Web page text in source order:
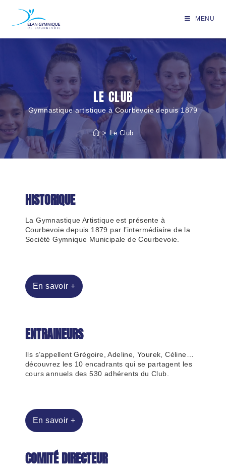
MENU
LE CLUB
Gymnastique artistique à Courbevoie depuis 1879
> Le Club
HISTORIQUE
La Gymnastique Artistique est présente à
Courbevoie depuis 1879 par l’intermédiaire de la
Société Gymnique Municipale de Courbevoie.
En savoir +
ENTRAINEURS
Ils s’appellent Grégoire, Adeline, Yourek, Céline…
découvrez les 10 encadrants qui se partagent les
cours annuels des 530 adhérents du Club.
En savoir +
COMITÉ DIRECTEUR